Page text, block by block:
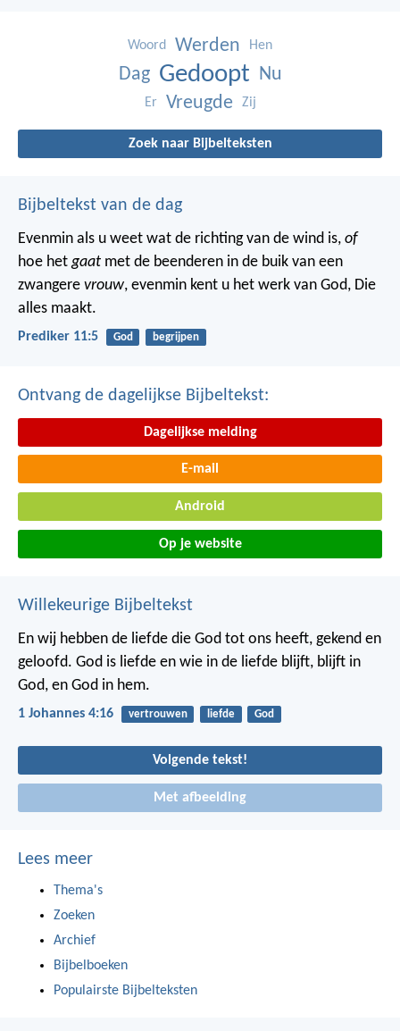
Woord Werden Hen
Dag Gedoopt Nu
Er Vreugde Zij
Zoek naar Bijbelteksten
Bijbeltekst van de dag
Evenmin als u weet wat de richting van de wind is, of
hoe hetgaat met de beenderen in de buik van een
zwangere vrouw, evenmin kent u het werk van God, Die
alles maakt.
Prediker 11:5 God begrijpen
Ontvang de dagelijkse Bijbeltekst:
Dagelijkse melding
E-mail
Android
Op je website
Willekeurige Bijbeltekst
En wij hebben de liefde die God tot ons heeft, gekend en
geloofd. God is liefde en wie in de liefde blijft, blijft in
God, en God in hem.
1 Johannes 4:16 vertrouwen liefde God
Volgende tekst!
Met afbeelding
Lees meer
Thema's
Zoeken
Archief
Bijbelboeken
Populairste Bijbelteksten